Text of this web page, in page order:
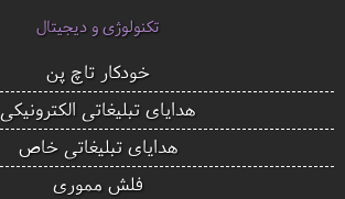
تکنولوژی و دیجیتال
خودکار تاچ پن
هدایای تبلیغاتی الکترونیکی
هدایای تبلیغاتی خاص
فلش مموری